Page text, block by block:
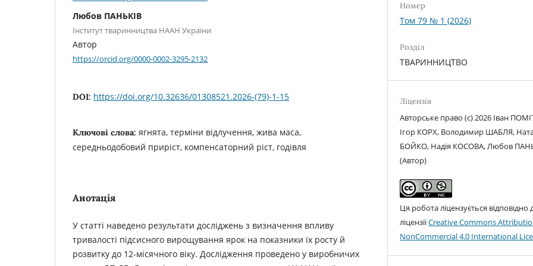
Любов ПАНЬКІВ
Інститут тваринництва НААН України
Автор
https://orcid.org/0000-0002-3295-2132
DOI: https://doi.org/10.32636/01308521.2026-(79)-1-15
Ключові слова: ягнята, терміни відлучення, жива маса,
середньодобовий приріст, компенсаторний ріст, годівля
Анотація
У статті наведено результати досліджень з визначення впливу
тривалості підсисного вирощування ярок на показники їх росту й
розвитку до 12-місячного віку. Дослідження проведено у виробничих
Номер
Том 79 № 1 (2026)
Розділ
ТВАРИННИЦТВО
Ліцензія
Авторське право (c) 2026 Іван
Ігор КОРХ, Володимир ШАБЛЯ,
БОЙКО, Надія КОСОВА, Любов
(Автор)
Ця робота ліцензується відповідно
ліцензіїCreative Commons
NonCommercial 4.0 International